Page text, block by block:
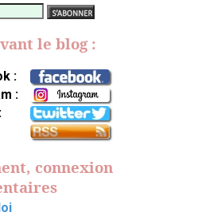
le blog :
:
:
connexion